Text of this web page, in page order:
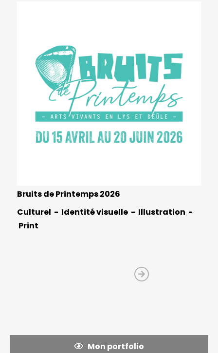
Bruits de Printemps 2026
Culturel
Identité visuelle
Illustration
Print
Mon portfolio